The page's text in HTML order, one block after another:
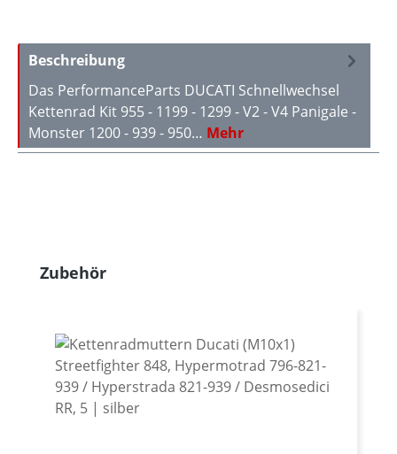
Beschreibung
Das PerformanceParts DUCATI Schnellwechsel
Kettenrad Kit 955 - 1199 - 1299 - V2 - V4 Panigale -
Monster 1200 - 939 - 950… Mehr
Produktgalerie überspringen
Zubehör